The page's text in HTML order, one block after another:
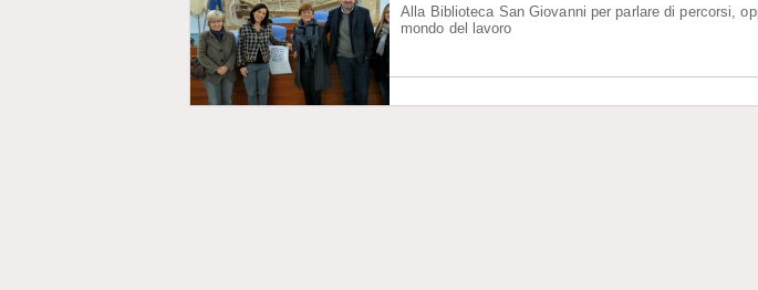
Alla Biblioteca San Giovanni per parlare di percorsi,
mondo del lavoro